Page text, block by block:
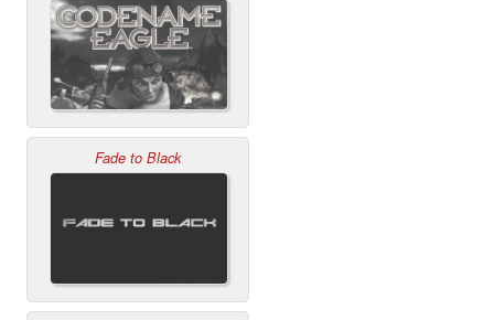
Fade to Black